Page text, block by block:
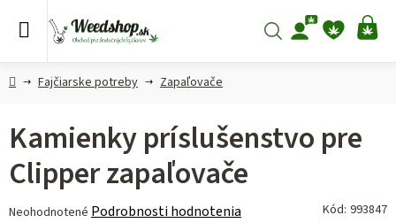
Hľadať
DomovFajčiarske potreby Zapaľovače
Kamienky príslušenstvo pre
Clipper zapaľovače
Priemerné
Neohodnotené Podrobnosti hodnotenia Kód: 993847